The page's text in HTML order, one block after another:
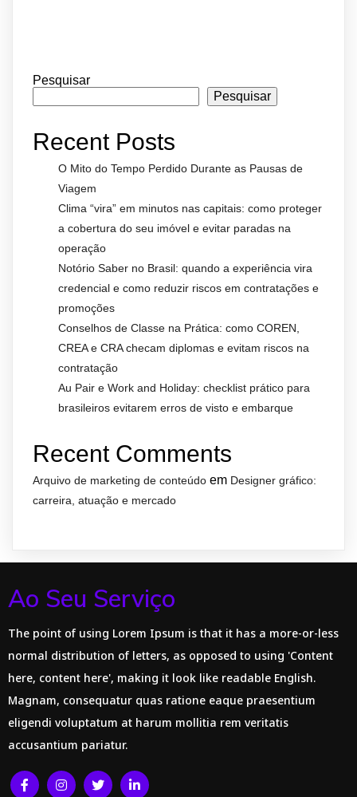
Pesquisar
Pesquisar
Recent Posts
O Mito do Tempo Perdido Durante as Pausas de
Viagem
Clima “vira” em minutos nas capitais: como proteger
a cobertura do seu imóvel e evitar paradas na
operação
Notório Saber no Brasil: quando a experiência vira
credencial e como reduzir riscos em contratações e
promoções
Conselhos de Classe na Prática: como COREN,
CREA e CRA checam diplomas e evitam riscos na
contratação
Au Pair e Work and Holiday: checklist prático para
brasileiros evitarem erros de visto e embarque
Recent Comments
Arquivo de marketing de conteúdo em Designer gráfico:
carreira, atuação e mercado
Ao Seu Serviço
The point of using Lorem Ipsum is that it has a more-or-less
normal distribution of letters, as opposed to using 'Content
here, content here', making it look like readable English.
Magnam, consequatur quas ratione eaque praesentium
eligendi voluptatum at harum mollitia rem veritatis
accusantium pariatur.